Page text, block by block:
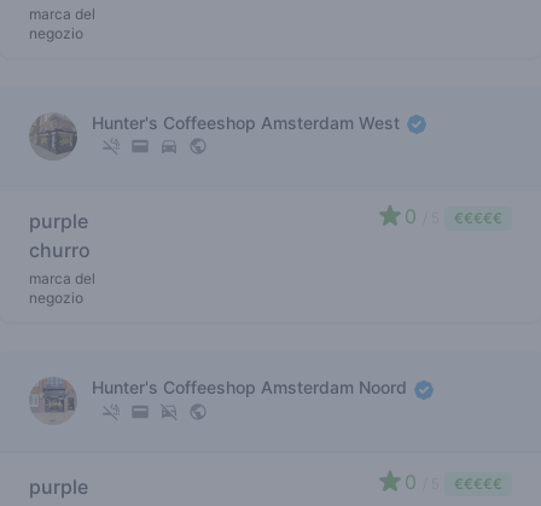
marca del
negozio
Hunter's Coffeeshop Amsterdam West
purple
churro
marca del
negozio
0 €€€€€
Hunter's Coffeeshop Amsterdam Noord
purple
0 €€€€€